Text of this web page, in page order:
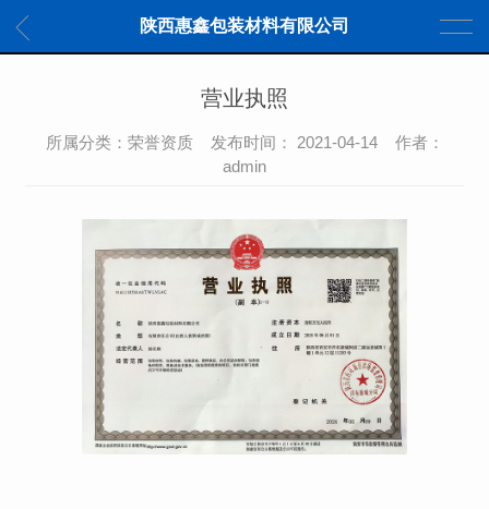
陕西惠鑫包装材料有限公司
营业执照
所属分类：荣誉资质 发布时间： 2021-04-14 作者：
admin